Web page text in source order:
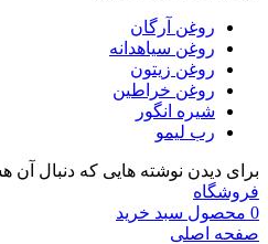
روغن آرگان
روغن سیاهدانه
روغن زیتون
روغن خراطین
شیره انگور
رب لیمو
برای دیدن نوشته هایی که دنبال آن
فروشگاه
0 محصول سبد خرید
صفحه اصلی